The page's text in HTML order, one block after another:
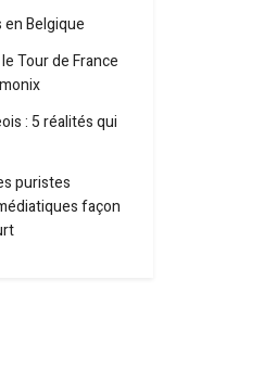
Belgique
Tour de France
: 5 réalités qui
puristes
façon